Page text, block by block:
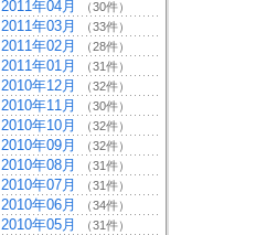
2011年04月 （30件）
2011年03月 （33件）
2011年02月 （28件）
2011年01月 （31件）
2010年12月 （32件）
2010年11月 （30件）
2010年10月 （32件）
2010年09月 （32件）
2010年08月 （31件）
2010年07月 （31件）
2010年06月 （34件）
2010年05月 （31件）